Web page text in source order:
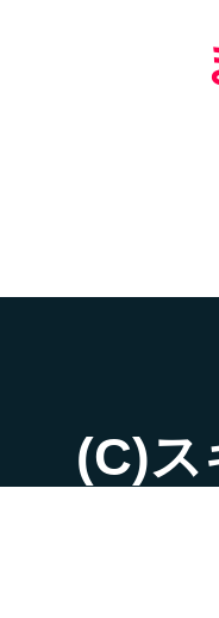
(C)